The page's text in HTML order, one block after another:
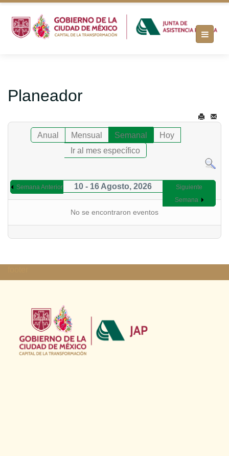
Planeador
Anual Mensual Semanal
Hoy
Ir al mes específico
Semana Anterior 10 - 16 Agosto, 2026
Siguiente
Semana
No se encontraron eventos